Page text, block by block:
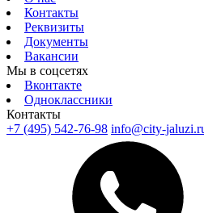
Контакты
Реквизиты
Документы
Вакансии
Мы в соцсетях
Вконтакте
Одноклассники
Контакты
+7 (495) 542-76-98 info@city-